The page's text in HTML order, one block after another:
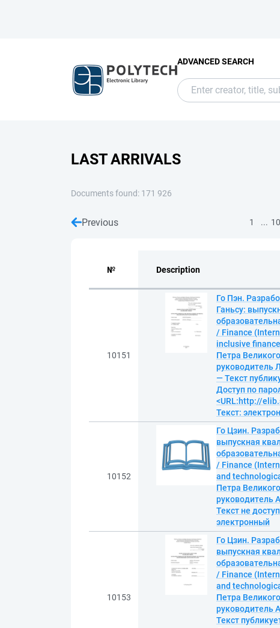
ADVANCED SEARCH
LAST ARRIVALS
Documents found: 171 926
Previous 1 ...
№ Description
10151
Го Пэн.
Ганьсу:
/ Finance
inclusive
Петра
руководитель
— Текст
Доступ по
<URL:http://
Текст:
10152
Го Цзин.
выпускная
/ Finance
and
Петра
руководитель
Текст не
электронный
10153
Го Цзин.
выпускная
/ Finance
and
Петра
руководитель
Текст